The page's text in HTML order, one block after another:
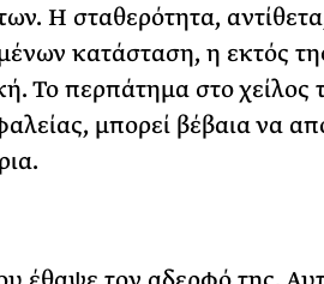
Η σταθερότητα,
κατάσταση, η εκτός
Το περπάτημα στο
μπορεί βέβαια να